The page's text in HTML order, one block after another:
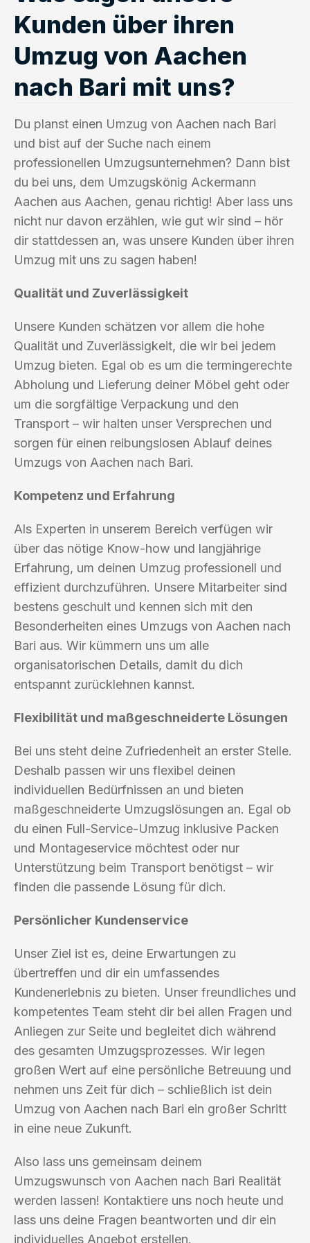
Kunden über ihren
Umzug von Aachen
nach Bari mit uns?
Du planst einen Umzug von Aachen nach Bari
und bist auf der Suche nach einem
professionellen Umzugsunternehmen? Dann bist
du bei uns, dem Umzugskönig Ackermann
Aachen aus Aachen, genau richtig! Aber lass uns
nicht nur davon erzählen, wie gut wir sind – hör
dir stattdessen an, was unsere Kunden über ihren
Umzug mit uns zu sagen haben!
Qualität und Zuverlässigkeit
Unsere Kunden schätzen vor allem die hohe
Qualität und Zuverlässigkeit, die wir bei jedem
Umzug bieten. Egal ob es um die termingerechte
Abholung und Lieferung deiner Möbel geht oder
um die sorgfältige Verpackung und den
Transport – wir halten unser Versprechen und
sorgen für einen reibungslosen Ablauf deines
Umzugs von Aachen nach Bari.
Kompetenz und Erfahrung
Als Experten in unserem Bereich verfügen wir
über das nötige Know-how und langjährige
Erfahrung, um deinen Umzug professionell und
effizient durchzuführen. Unsere Mitarbeiter sind
bestens geschult und kennen sich mit den
Besonderheiten eines Umzugs von Aachen nach
Bari aus. Wir kümmern uns um alle
organisatorischen Details, damit du dich
entspannt zurücklehnen kannst.
Flexibilität und maßgeschneiderte Lösungen
Bei uns steht deine Zufriedenheit an erster Stelle.
Deshalb passen wir uns flexibel deinen
individuellen Bedürfnissen an und bieten
maßgeschneiderte Umzugslösungen an. Egal ob
du einen Full-Service-Umzug inklusive Packen
und Montageservice möchtest oder nur
Unterstützung beim Transport benötigst – wir
finden die passende Lösung für dich.
Persönlicher Kundenservice
Unser Ziel ist es, deine Erwartungen zu
übertreffen und dir ein umfassendes
Kundenerlebnis zu bieten. Unser freundliches und
kompetentes Team steht dir bei allen Fragen und
Anliegen zur Seite und begleitet dich während
des gesamten Umzugsprozesses. Wir legen
großen Wert auf eine persönliche Betreuung und
nehmen uns Zeit für dich – schließlich ist dein
Umzug von Aachen nach Bari ein großer Schritt
in eine neue Zukunft.
Also lass uns gemeinsam deinem
Umzugswunsch von Aachen nach Bari Realität
werden lassen! Kontaktiere uns noch heute und
lass uns deine Fragen beantworten und dir ein
individuelles Angebot erstellen.